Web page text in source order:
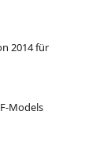
2014 für
Models